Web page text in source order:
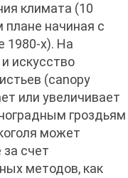
климата (10
начиная с
1980-х). На
искусство
(canopy
или увеличивает
гроздьям
может
счет
методов, как